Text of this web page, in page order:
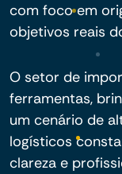
com foco em
objetivos reais
O setor de
ferramentas,
um cenário de
logísticos
clareza e